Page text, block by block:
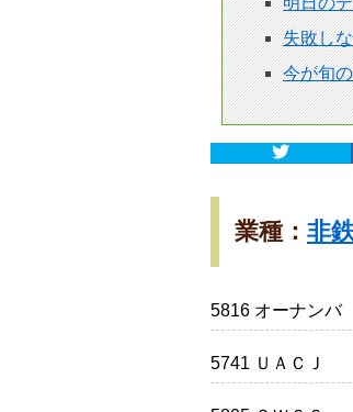
失敗し
今が旬
業種： 非
5816 オーナンバ
5741 ＵＡＣＪ